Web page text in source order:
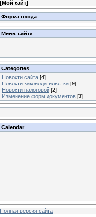
[Мой сайт]
Форма входа
Меню сайта
Categories
Новости сайта [4]
Новости законодательства [9]
Новости налоговой [2]
Изменение форм документов [3]
Calendar
Полная версия сайта